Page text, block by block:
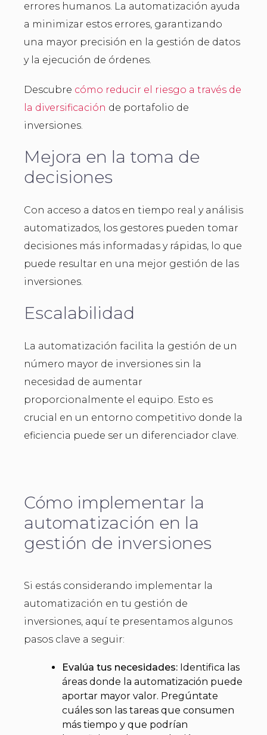
errores humanos. La automatización ayuda
a minimizar estos errores, garantizando
una mayor precisión en la gestión de datos
y la ejecución de órdenes.
Descubre cómo reducir el riesgo a través de
la diversificación de portafolio de
inversiones.
Mejora en la toma de
decisiones
Con acceso a datos en tiempo real y análisis
automatizados, los gestores pueden tomar
decisiones más informadas y rápidas, lo que
puede resultar en una mejor gestión de las
inversiones.
Escalabilidad
La automatización facilita la gestión de un
número mayor de inversiones sin la
necesidad de aumentar
proporcionalmente el equipo. Esto es
crucial en un entorno competitivo donde la
eficiencia puede ser un diferenciador clave.
Cómo implementar la
automatización en la
gestión de inversiones
Si estás considerando implementar la
automatización en tu gestión de
inversiones, aquí te presentamos algunos
pasos clave a seguir:
Evalúa tus necesidades: Identifica las
áreas donde la automatización puede
aportar mayor valor. Pregúntate
cuáles son las tareas que consumen
más tiempo y que podrían